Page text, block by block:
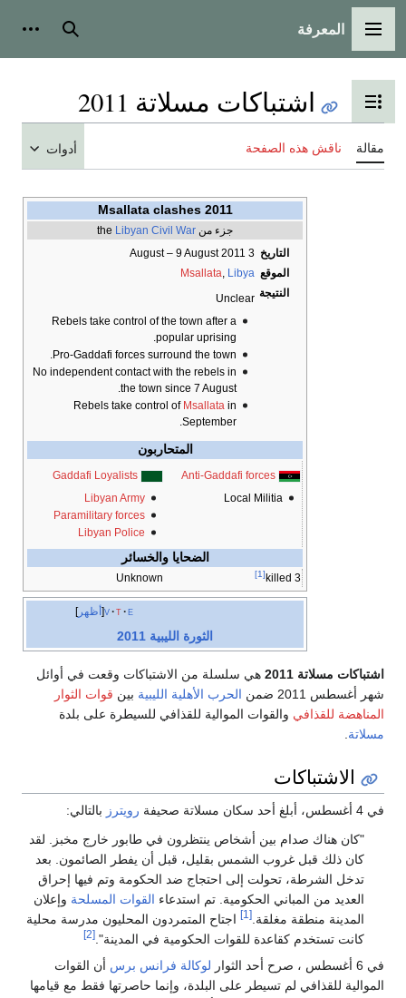
القائمة الرئيسية
المعرفة بحث
تبديل عرض جدول المحتويات
اشتباكات مسلاتة 2011
مقالة ناقش هذه الصفحة أدوات
2011 Msallata clashes
جزء من the Libyan Civil War
التاريخ 3 August – 9 August 2011
الموقع
Msallata, Libya
النتيجة Unclear
Rebels take control of the town after a
popular uprising.
Pro-Gaddafi forces surround the town.
No independent contact with the rebels in
the town since 7 August.
Rebels take control of Msallata in
September.
المتحاربون
Anti-Gaddafi forces
Local Militia
Gaddafi Loyalists
Libyan Army
Paramilitary forces
Libyan Police
الضحايا والخسائر
3 killed
[1]
Unknown
أظهر v t e
الثورة الليبية 2011
اشتباكات مسلاتة 2011
هي سلسلة من الاشتباكات وقعت في أوائل
شهر أغسطس 2011 ضمن
الحرب الأهلية الليبية بين قوات الثوار
المناهضة للقذافي والقوات الموالية للقذافي للسيطرة على بلدة
مسلاتة
الاشتباكات
في 4 أغسطس، أبلغ أحد سكان مسلاتة صحيفة رويترز بالتالي:
"كان هناك صدام بين أشخاص ينتظرون في طابور خارج مخبز. لقد
كان ذلك قبل غروب الشمس بقليل، قبل أن يفطر الصائمون. بعد
تدخل الشرطة، تحولت إلى احتجاج ضد الحكومة وتم فيها إحراق
العديد من المباني الحكومية. تم استدعاء القوات المسلحة وإعلان
المدينة منطقة مغلقة.[1]
اجتاح المتمردون المحليون مدرسة محلية
كانت تستخدم كقاعدة للقوات الحكومية في المدينة".[2]
في 6 أغسطس ، صرح أحد الثوار لوكالة فرانس برس أن القوات
الموالية للقذافي لم تسيطر على البلدة، وإنما حاصرتها فقط مع قيامها